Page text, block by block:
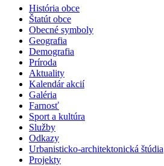
História obce
Štatút obce
Obecné symboly
Geografia
Demografia
Príroda
Aktuality
Kalendár akcií
Galéria
Farnosť
Sport a kultúra
Služby
Odkazy
Urbanisticko-architektonická štúdia
Projekty